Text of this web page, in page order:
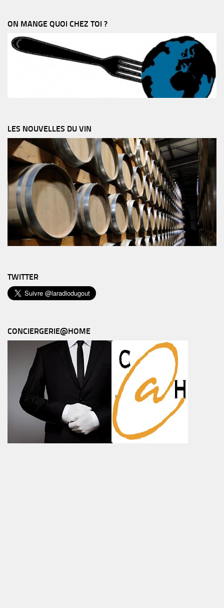
ON MANGE QUOI CHEZ TOI ?
LES NOUVELLES DU VIN
TWITTER
CONCIERGERIE@HOME